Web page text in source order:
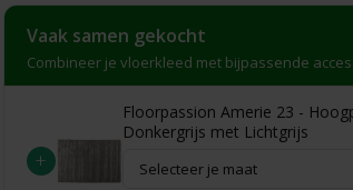
Vaak samen gekocht
Combineer je vloerkleed met bijpassende
+
Floorpassion Amerie 23 -
Donkergrijs met Lichtgrijs